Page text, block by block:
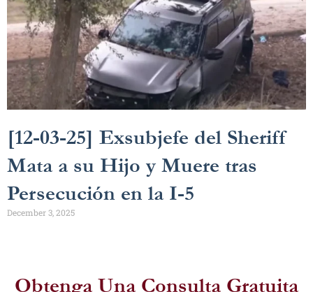
[12-03-25] Exsubjefe del Sheriff
Mata a su Hijo y Muere tras
Persecución en la I-5
December 3, 2025
Obtenga Una Consulta Gratuita